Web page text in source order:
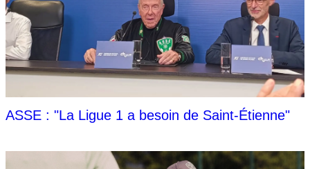
ASSE : "La Ligue 1 a besoin de Saint-Étienne"